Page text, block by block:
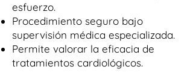
esfuerzo.
Procedimiento seguro bajo
supervisión médica especializada.
Permite valorar la eficacia de
tratamientos cardiológicos.